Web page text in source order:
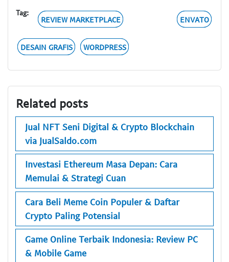
Tag:
REVIEW MARKETPLACE ENVATO
DESAIN GRAFIS WORDPRESS
Related posts
Jual NFT Seni Digital & Crypto Blockchain
via JualSaldo.com
Investasi Ethereum Masa Depan: Cara
Memulai & Strategi Cuan
Cara Beli Meme Coin Populer & Daftar
Crypto Paling Potensial
Game Online Terbaik Indonesia: Review PC
& Mobile Game